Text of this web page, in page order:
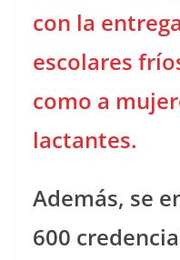
con la
escolares
como a
lactantes.
Además, se
600